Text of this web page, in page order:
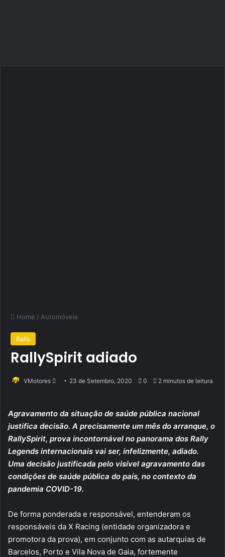
Home / Automóveis
Ralis
RallySpirit adiado
VMotores
Send 23 de Setembro, 2020 0 2 minutos de leitura
Agravamento da situação de saúde pública nacional
justifica decisão. A precisamente um mês do arranque, o
RallySpirit, prova incontornável no panorama dos Rally
Legends internacionais vai ser, infelizmente, adiado.
Uma decisão justificada pelo visível agravamento das
condições de saúde pública do país, no contexto da
pandemia COVID-19.
De forma ponderada e responsável, entenderam os
responsáveis da X Racing (entidade organizadora e
promotora da prova), em conjunto com as autarquias de
Barcelos, Porto e Vila Nova de Gaia, fortemente